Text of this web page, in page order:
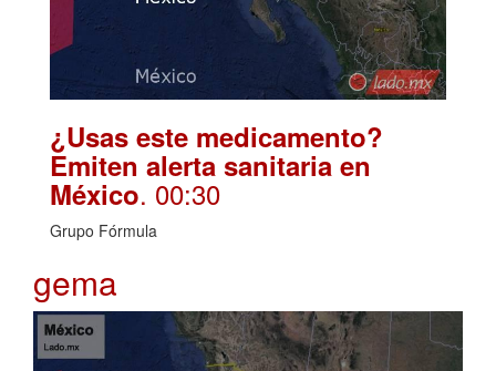
¿Usas este medicamento?
Emiten alerta sanitaria en
México. 00:30
Grupo Fórmula
gema